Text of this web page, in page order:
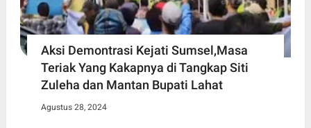
Aksi Demontrasi Kejati Sumsel,Masa
Teriak Yang Kakapnya di Tangkap Siti
Zuleha dan Mantan Bupati Lahat
Agustus 28, 2024